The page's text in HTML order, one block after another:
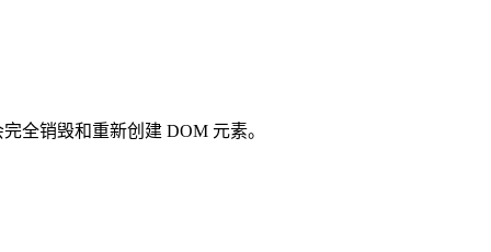
全销毁和重新创建 DOM 元素。